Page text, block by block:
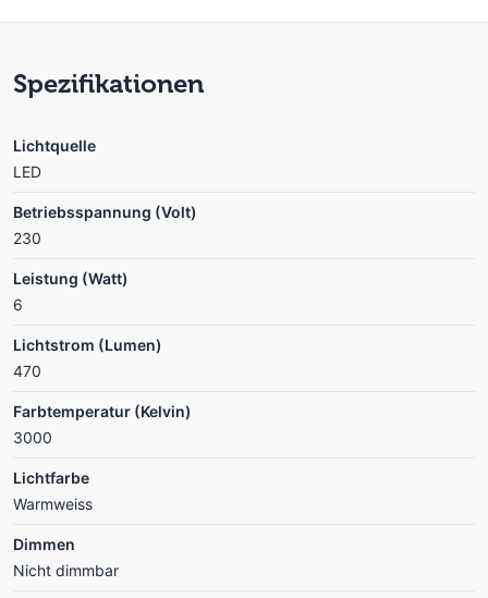
Spezifikationen
Lichtquelle
LED
Betriebsspannung (Volt)
230
Leistung (Watt)
6
Lichtstrom (Lumen)
470
Farbtemperatur (Kelvin)
3000
Lichtfarbe
Warmweiss
Dimmen
Nicht dimmbar